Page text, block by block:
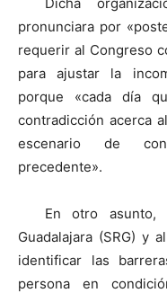
pronunciara por
requerir al Congreso
para ajustar la
porque «cada día
contradicción acerca
escenario de
precedente».
En otro asunto,
Guadalajara (SRG) y
identificar las
persona en